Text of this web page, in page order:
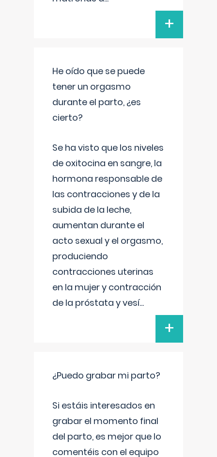
+
He oído que se puede
tener un orgasmo
durante el parto, ¿es
cierto?
Se ha visto que los niveles
de oxitocina en sangre, la
hormona responsable de
las contracciones y de la
subida de la leche,
aumentan durante el
acto sexual y el orgasmo,
produciendo
contracciones uterinas
en la mujer y contracción
de la próstata y vesí...
+
¿Puedo grabar mi parto?
Si estáis interesados en
grabar el momento final
del parto, es mejor que lo
comentéis con el equipo